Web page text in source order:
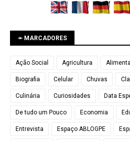
➛ MARCADORES
Ação Social Agricultura
Biografia Celular Chuvas
Culinária Curiosidades Data
De tudo um Pouco Economia
Entrevista Espaço ABLOGPE